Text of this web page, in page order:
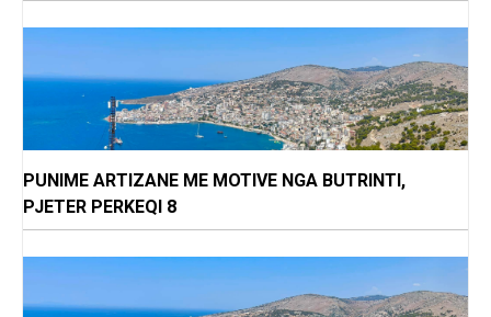
PUNIME ARTIZANE ME MOTIVE NGA BUTRINTI,
PJETER PERKEQI 8